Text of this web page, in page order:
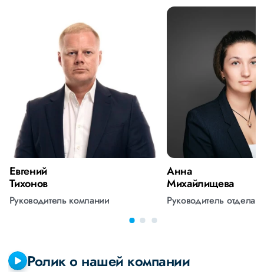
Евгений
Тихонов
Руководитель компании
Анна
Михайлищева
Руководитель отдела
Ролик о нашей компании